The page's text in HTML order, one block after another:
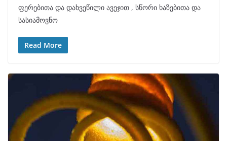
ფერებითა და დახვეწილი ავეჯით , სწორი ხაზებითა და
სასიამოვნო
Read More